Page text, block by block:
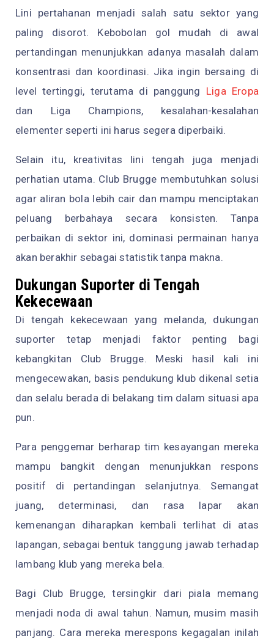
Lini pertahanan menjadi salah satu sektor yang
paling disorot. Kebobolan gol mudah di awal
pertandingan menunjukkan adanya masalah dalam
konsentrasi dan koordinasi. Jika ingin bersaing di
level tertinggi, terutama di panggung Liga Eropa
dan Liga Champions, kesalahan-kesalahan
elementer seperti ini harus segera diperbaiki.
Selain itu, kreativitas lini tengah juga menjadi
perhatian utama. Club Brugge membutuhkan solusi
agar aliran bola lebih cair dan mampu menciptakan
peluang berbahaya secara konsisten. Tanpa
perbaikan di sektor ini, dominasi permainan hanya
akan berakhir sebagai statistik tanpa makna.
Dukungan Suporter di Tengah
Kekecewaan
Di tengah kekecewaan yang melanda, dukungan
suporter tetap menjadi faktor penting bagi
kebangkitan Club Brugge. Meski hasil kali ini
mengecewakan, basis pendukung klub dikenal setia
dan selalu berada di belakang tim dalam situasi apa
pun.
Para penggemar berharap tim kesayangan mereka
mampu bangkit dengan menunjukkan respons
positif di pertandingan selanjutnya. Semangat
juang, determinasi, dan rasa lapar akan
kemenangan diharapkan kembali terlihat di atas
lapangan, sebagai bentuk tanggung jawab terhadap
lambang klub yang mereka bela.
Bagi Club Brugge, tersingkir dari piala memang
menjadi noda di awal tahun. Namun, musim masih
panjang. Cara mereka merespons kegagalan inilah